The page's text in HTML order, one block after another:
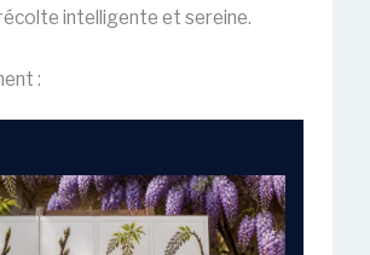
intelligente et sereine.
: